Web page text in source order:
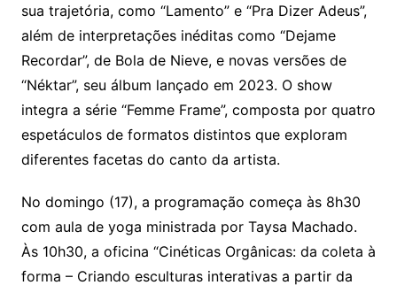
sua trajetória, como “Lamento” e “Pra Dizer Adeus”,
além de interpretações inéditas como “Dejame
Recordar”, de Bola de Nieve, e novas versões de
“Néktar”, seu álbum lançado em 2023. O show
integra a série “Femme Frame”, composta por quatro
espetáculos de formatos distintos que exploram
diferentes facetas do canto da artista.
No domingo (17), a programação começa às 8h30
com aula de yoga ministrada por Taysa Machado.
Às 10h30, a oficina “Cinéticas Orgânicas: da coleta à
forma – Criando esculturas interativas a partir da